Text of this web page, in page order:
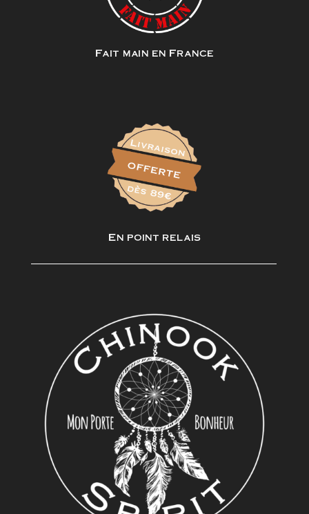
Fait main en France
En point relais